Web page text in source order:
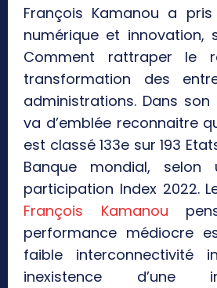
François Kamanou a
numérique et innovation,
Comment rattraper le
transformation des
administrations. Dans son
va d’emblée reconnaitre
est classé 133e sur 193
Banque mondial,
participation Index 2022.
François Kamanou
performance médiocre
faible interconnectivité
inexistence d’une